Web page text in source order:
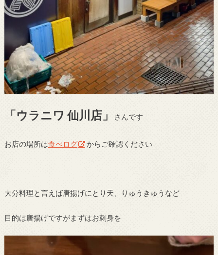
「ウラニワ 仙川店」 さんです
お店の場所は食べログ からご確認ください
大分料理と言えば唐揚げにとり天、りゅうきゅうなど
目的は唐揚げですがまずはお刺身を